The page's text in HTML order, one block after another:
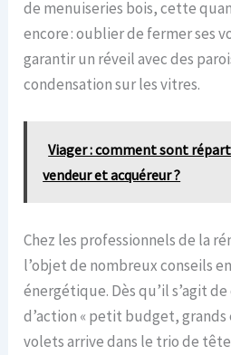
de menuiseries bois, cette
encore : oublier de fermer ses
garantir un réveil avec des
condensation sur les vitres.
Viager : comment sont
vendeur et acquéreur ?
Chez les professionnels de la
l’objet de nombreux conseils
énergétique. Dès qu’il s’agit
d’action « petit budget, grands
volets arrive dans le trio de